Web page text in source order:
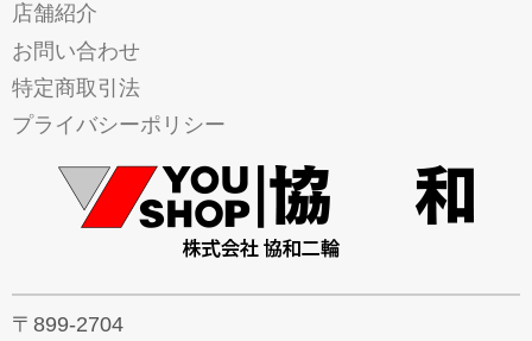
店舗紹介
お問い合わせ
特定商取引法
プライバシーポリシー
〒899-2704